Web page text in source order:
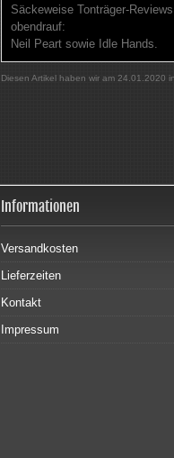
Säckeweise Tonträger-
obendrauf:
Neil Peart sowie Idle Hands.
Diesen Artikel haben wir am 24.01.2020
Informationen
Versandkosten
Lieferzeiten
Kontakt
Impressum